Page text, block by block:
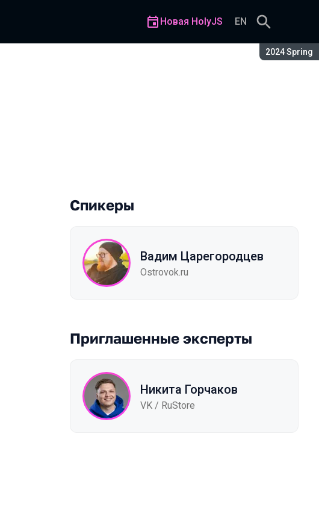
Сезон:
2024 Spring
Новая HolyJS EN
и RSC
Спикеры
Вадим Царегородцев
Ostrovok.ru
Приглашенные эксперты
Никита Горчаков
VK / RuStore